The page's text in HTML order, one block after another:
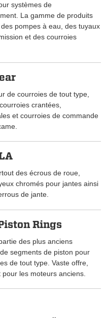
systèmes de
La gamme de produits
pompes à eau, des tuyaux
et des courroies
de courroies de tout type,
crantées,
et courroies de commande
des écrous de roue,
chromés pour jantes ainsi
de jante.
Rings
des plus anciens
segments de piston pour
de tout type. Vaste offre,
les moteurs anciens.